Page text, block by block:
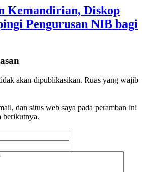
Kemandirian, Diskop
Pengurusan NIB bagi
akan dipublikasikan. Ruas yang wajib
dan situs web saya pada peramban ini
berikutnya.